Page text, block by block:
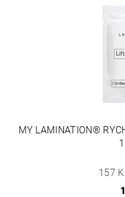
MY LAMINATION®
157